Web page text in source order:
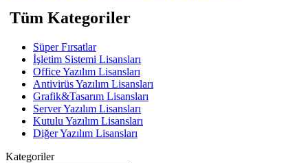
Tüm Kategoriler
Süper Fırsatlar
İşletim Sistemi Lisansları
Office Yazılım Lisansları
Antivirüs Yazılım Lisansları
Grafik&Tasarım Lisansları
Server Yazılım Lisansları
Kutulu Yazılım Lisansları
Diğer Yazılım Lisansları
Kategoriler